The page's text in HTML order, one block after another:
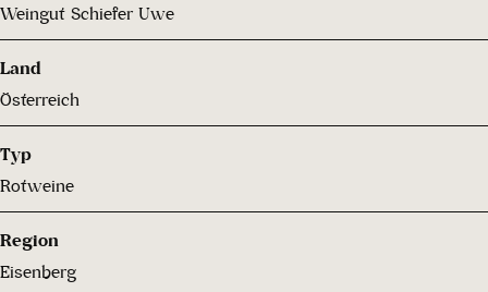
Weingut Schiefer Uwe
Land
Österreich
Typ
Rotweine
Region
Eisenberg